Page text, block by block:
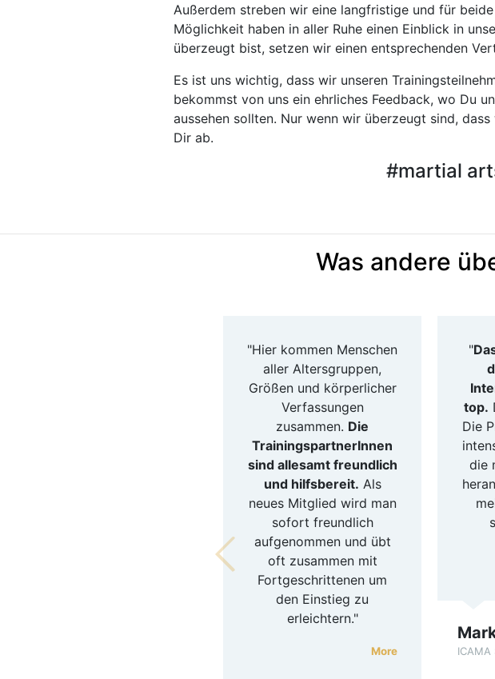
Außerdem streben wir eine langfristige und für
Möglichkeit haben in aller Ruhe einen Einblick in
überzeugt bist, setzen wir einen entsprechenden
Es ist uns wichtig, dass wir unseren
bekommst von uns ein ehrliches Feedback, wo Du
aussehen sollten. Nur wenn wir überzeugt sind,
Dir ab.
#martial
Was andere
"Hier kommen Menschen
aller Altersgruppen,
Größen und körperlicher
Verfassungen
zusammen. Die
TrainingspartnerInnen
sind allesamt freundlich
und hilfsbereit. Als
neues Mitglied wird man
sofort freundlich
aufgenommen und übt
oft zusammen mit
Fortgeschrittenen um
den Einstieg zu
erleichtern."
More
"
top.
Die
die